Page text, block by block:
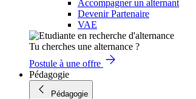
Accompagner un alternant
Devenir Partenaire
VAE
Tu cherches une alternance ?
Postule à une offre
Pédagogie
Pédagogie